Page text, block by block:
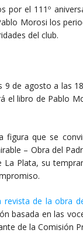
el 111º
Morosi los
del club.
de agosto a las
el libro de Pablo
que se
– Obra del
La Plata, su
de la obra
basada en las
de la Comisión